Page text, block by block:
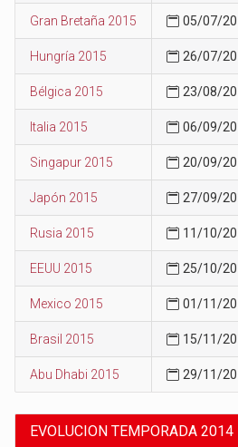
Gran Bretaña 2015 05/07/
Hungría 2015 26/07/
Bélgica 2015 23/08/
Italia 2015 06/09/
Singapur 2015 20/09/
Japón 2015 27/09/
Rusia 2015 11/10/
EEUU 2015 25/10/
Mexico 2015 01/11/
Brasil 2015 15/11/
Abu Dhabi 2015 29/11/
EVOLUCION TEMPORADA 2014